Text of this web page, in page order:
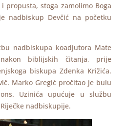
propusta, stoga zamolimo Boga
nadbiskup Devčić na početku
nadbiskupa koadjutora Mate
biblijskih čitanja, prije
biskupa Zdenka Križića.
Marko Gregić pročitao je bulu
Uzinića upućuje u službu
nadbiskupije.